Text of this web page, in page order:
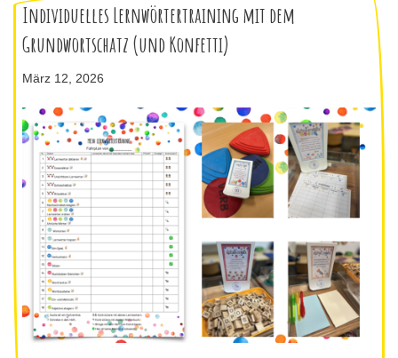
Individuelles Lernwörtertraining mit dem
Grundwortschatz (und Konfetti)
März 12, 2026